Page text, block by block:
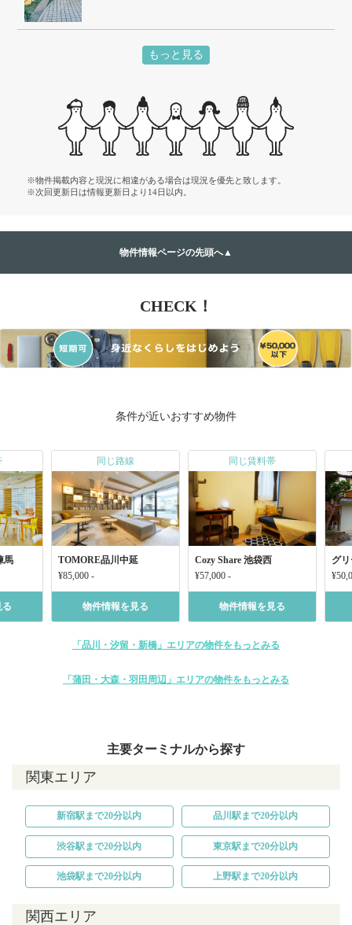
もっと見る
※物件掲載内容と現況に相違がある場合は現況を優先と致します。
※次回更新日は情報更新日より14日以内。
物件情報ページの先頭へ▲
CHECK！
条件が近いおすすめ物件
馬
る
同じ路線
TOMORE品川中延
¥85,000 -
物件情報を見る
同じ賃料帯
Cozy Share 池袋西
¥57,000 -
物件情報を見る
グ
「品川・汐留・新橋」エリアの物件をもっとみる
「蒲田・大森・羽田周辺」エリアの物件をもっとみる
主要ターミナルから探す
関東エリア
新宿駅まで20分以内 品川駅まで20分以内
渋谷駅まで20分以内 東京駅まで20分以内
池袋駅まで20分以内 上野駅まで20分以内
関西エリア